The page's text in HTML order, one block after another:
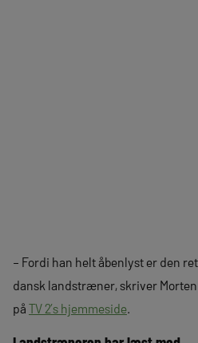
– Fordi han helt åbenlyst er den
dansk landstræner, skriver
på TV 2’s hjemmeside.